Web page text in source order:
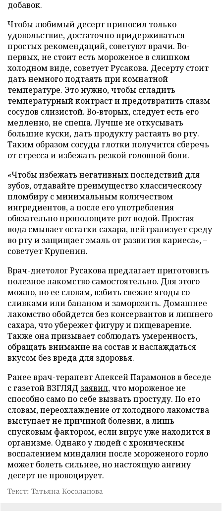
добавок.
Чтобы любимый десерт приносил только
удовольствие, достаточно придерживаться
простых рекомендаций, советуют врачи. Во-
первых, не стоит есть мороженое в слишком
холодном виде, советует Русакова. Десерту стоит
дать немного подтаять при комнатной
температуре. Это нужно, чтобы сгладить
температурный контраст и предотвратить спазм
сосудов слизистой. Во-вторых, следует есть его
медленно, не спеша. Лучше не откусывать
большие куски, дать продукту растаять во рту.
Таким образом сосуды глотки получится сберечь
от стресса и избежать резкой головной боли.
«Чтобы избежать негативных последствий для
зубов, отдавайте преимущество классическому
пломбиру с минимальным количеством
ингредиентов, а после его употребления
обязательно прополощите рот водой. Простая
вода смывает остатки сахара, нейтрализует среду
во рту и защищает эмаль от развития кариеса», –
советует Крупенин.
Врач-диетолог Русакова предлагает приготовить
полезное лакомство самостоятельно. Для этого
можно, по ее словам, взбить свежие ягоды со
сливками или бананом и заморозить. Домашнее
лакомство обойдется без консервантов и лишнего
сахара, что убережет фигуру и пищеварение.
Также она призывает соблюдать умеренность,
обращать внимание на состав и наслаждаться
вкусом без вреда для здоровья.
Ранее врач-терапевт Алексей Парамонов в беседе
с газетой ВЗГЛЯД заявил, что мороженое не
способно само по себе вызвать простуду. По его
словам, переохлаждение от холодного лакомства
выступает не причиной болезни, а лишь
спусковым фактором, если вирус уже находится в
организме. Однако у людей с хроническим
воспалением миндалин после мороженого горло
может болеть сильнее, но настоящую ангину
десерт не провоцирует.
Текст: Татьяна Косолапова